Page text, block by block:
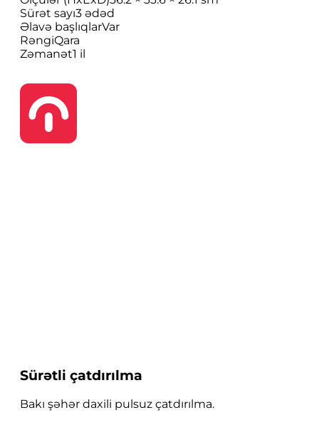
Sürət sayı3 ədəd
Əlavə başlıqlarVar
RəngiQara
Zəmanət1 il
Sürətli çatdırılma
Bakı şəhər daxili pulsuz çatdırılma.